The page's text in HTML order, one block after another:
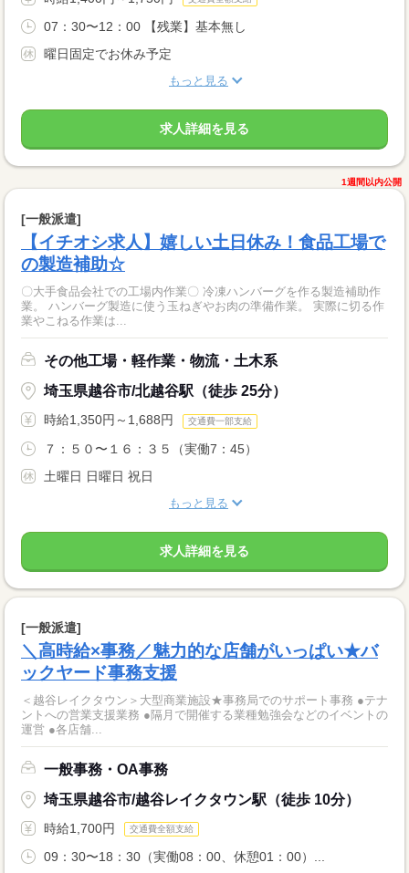
07：30〜12：00 【残業】基本無し
曜日固定でお休み予定
もっと見る
求人詳細を見る
1週間以内公開
[一般派遣]
【イチオシ求人】嬉しい土日休み！食品工場で
の製造補助☆
〇大手食品会社での工場内作業〇 冷凍ハンバーグを作る製造補助作
業。 ハンバーグ製造に使う玉ねぎやお肉の準備作業。 実際に切る作
業やこねる作業は...
その他工場・軽作業・物流・土木系
埼玉県越谷市/北越谷駅（徒歩 25分）
時給1,350円～1,688円 交通費一部支給
７：５０〜１６：３５（実働7：45）
土曜日 日曜日 祝日
もっと見る
求人詳細を見る
[一般派遣]
＼高時給×事務／魅力的な店舗がいっぱい★バ
ックヤード事務支援
＜越谷レイクタウン＞大型商業施設★事務局でのサポート事務 ●テナ
ントへの営業支援業務 ●隔月で開催する業種勉強会などのイベントの
運営 ●各店舗...
一般事務・OA事務
埼玉県越谷市/越谷レイクタウン駅（徒歩 10分）
時給1,700円 交通費全額支給
09：30〜18：30（実働08：00、休憩01：00）...